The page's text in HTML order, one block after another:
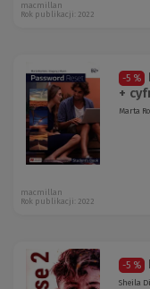
macmillan
Rok publikacji: 2022
-5 %
+
Marta
macmillan
Rok publikacji: 2022
-5 %
Sheila